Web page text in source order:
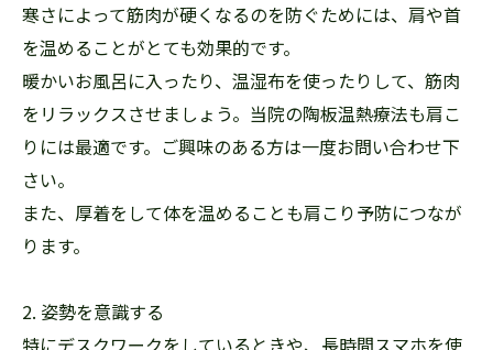
寒さによって筋肉が硬くなるのを防ぐためには、肩や首
を温めることがとても効果的です。
暖かいお風呂に入ったり、温湿布を使ったりして、筋肉
をリラックスさせましょう。当院の陶板温熱療法も肩こ
りには最適です。ご興味のある方は一度お問い合わせ下
さい。
また、厚着をして体を温めることも肩こり予防につなが
ります。
2. 姿勢を意識する
特にデスクワークをしているときや、長時間スマホを使